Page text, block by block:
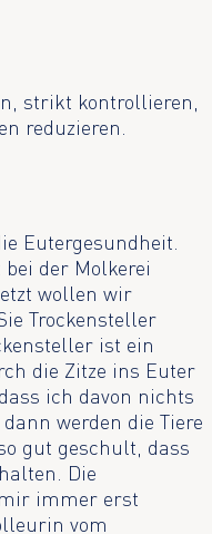
strikt kontrollieren,
reduzieren.
Eutergesundheit.
der Molkerei
wollen wir
Trockensteller
ist ein
die Zitze ins Euter
ich davon nichts
werden die Tiere
gut geschult, dass
Die
immer erst
vom